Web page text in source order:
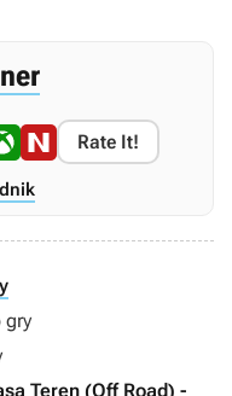
Rate It!
gry
Teren (Off Road) -